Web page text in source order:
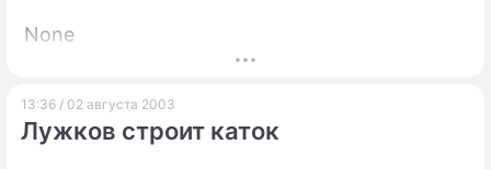
None
13:36 / 02 августа 2003
Лужков строит каток